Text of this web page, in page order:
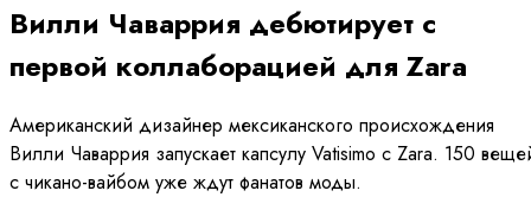
Вилли Чаваррия дебютирует с
первой коллаборацией для Zara
Американский дизайнер мексиканского происхождения
Вилли Чаваррия запускает капсулу Vatisimo с Zara. 150
с чикано-вайбом уже ждут фанатов моды.